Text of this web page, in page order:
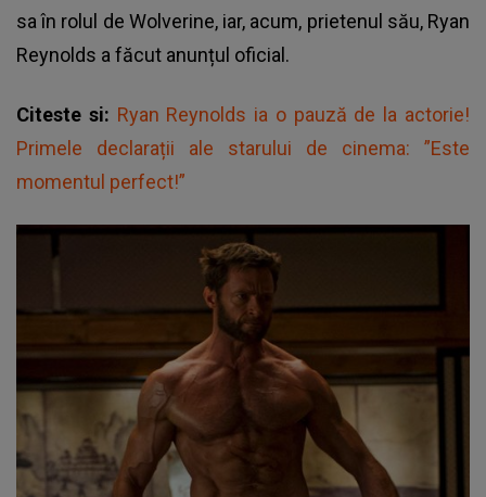
sa în rolul de Wolverine, iar, acum, prietenul său, Ryan
Reynolds a făcut anunțul oficial.
Citeste si: Ryan Reynolds ia o pauză de la actorie!
Primele declarații ale starului de cinema: ”Este
momentul perfect!”